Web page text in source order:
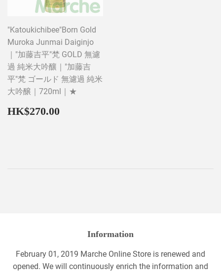
"Katoukichibee"Born Gold
Muroka Junmai Daiginjo
｜"加藤吉平"梵 GOLD 無濾
過 純米大吟釀｜"加藤吉
平"梵 ゴールド 無濾過 純米
大吟醸｜720ml｜★
Regular
price
HK$270.00
Information
February 01, 2019 Marche Online Store is renewed and
opened. We will continuously enrich the information and